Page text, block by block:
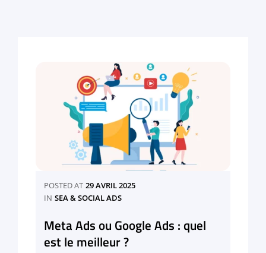
POSTED AT 29 AVRIL 2025
IN CATEGORIES
SEA & SOCIAL ADS
Meta Ads ou Google Ads : quel
est le meilleur ?